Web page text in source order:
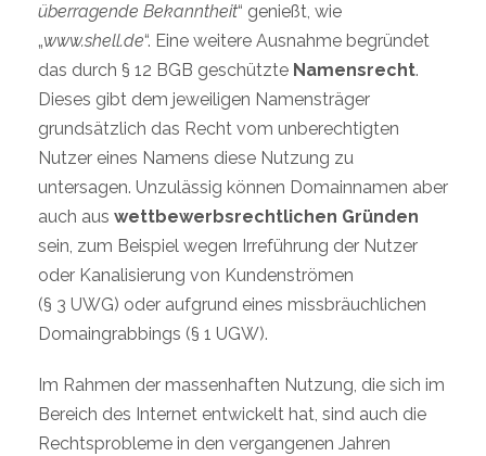
überragende Bekanntheit“ genießt, wie
„www.shell.de“. Eine weitere Ausnahme begründet
das durch § 12 BGB geschützte Namensrecht.
Dieses gibt dem jeweiligen Namensträger
grundsätzlich das Recht vom unberechtigten
Nutzer eines Namens diese Nutzung zu
untersagen. Unzulässig können Domainnamen aber
auch aus wettbewerbsrechtlichen Gründen
sein, zum Beispiel wegen Irreführung der Nutzer
oder Kanalisierung von Kundenströmen
(§ 3 UWG) oder aufgrund eines missbräuchlichen
Domaingrabbings (§ 1 UGW).
Im Rahmen der massenhaften Nutzung, die sich im
Bereich des Internet entwickelt hat, sind auch die
Rechtsprobleme in den vergangenen Jahren